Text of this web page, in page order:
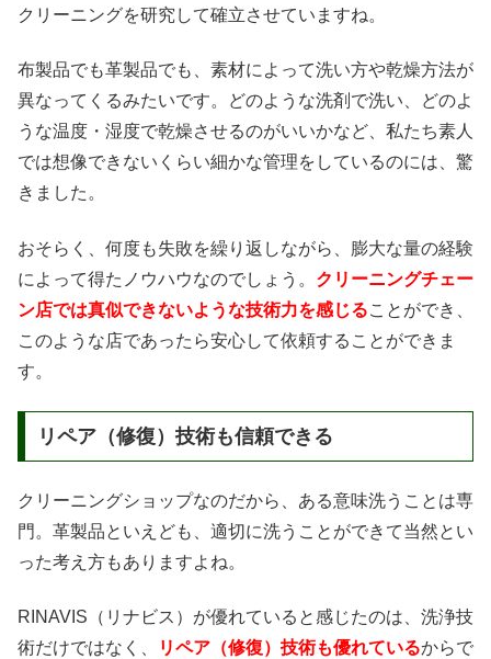
クリーニングを研究して確立させていますね。
布製品でも革製品でも、素材によって洗い方や乾燥方法が
異なってくるみたいです。どのような洗剤で洗い、どのよ
うな温度・湿度で乾燥させるのがいいかなど、私たち素人
では想像できないくらい細かな管理をしているのには、驚
きました。
おそらく、何度も失敗を繰り返しながら、膨大な量の経験
によって得たノウハウなのでしょう。 クリーニングチェー
ン店では真似できないような技術力を感じることができ、
このような店であったら安心して依頼することができま
す。
リペア（修復）技術も信頼できる
クリーニングショップなのだから、ある意味洗うことは専
門。革製品といえども、適切に洗うことができて当然とい
った考え方もありますよね。
RINAVIS（リナビス）が優れていると感じたのは、洗浄技
術だけではなく、
リペア（修復）技術も優れているからで